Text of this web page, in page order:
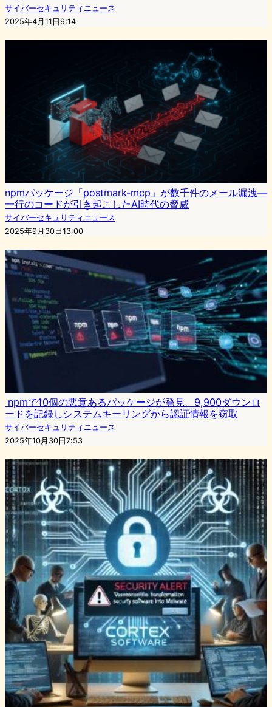
サイバーセキュリティニュース
2025年4月11日9:14
npmパッケージ「postmark-mcp」が数千件のメール漏洩—
一行のコードが引き起こしたAI時代の脅威
サイバーセキュリティニュース
2025年9月30日13:00
npmで10個の悪意あるパッケージが発見、9,900ダウンロ
ードを記録しシステムキーリングから認証情報を窃取
サイバーセキュリティニュース
2025年10月30日7:53